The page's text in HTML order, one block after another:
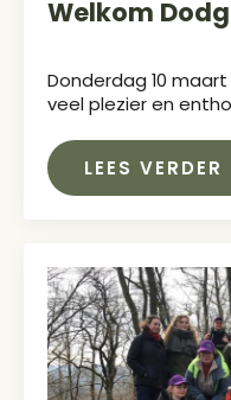
Welkom
Donderdag 10
veel plezier en
LEES VERDER